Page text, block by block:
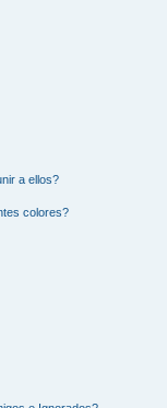
a ellos?
colores?